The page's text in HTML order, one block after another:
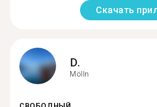
Скачать
D.
Mölln